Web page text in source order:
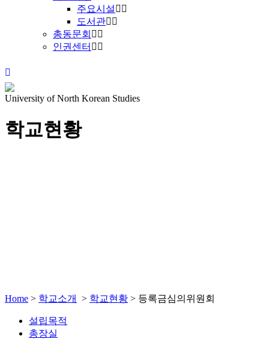
주요시설
도서관
총동문회
인권센터
University of North Korean Studies
학교현황
Home > 학교소개 > 학교현황 > 등록금심의위원회
설립목적
총장실